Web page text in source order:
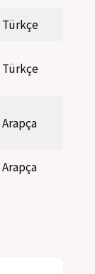
Türkçe
Türkçe
Arapça
Arapça